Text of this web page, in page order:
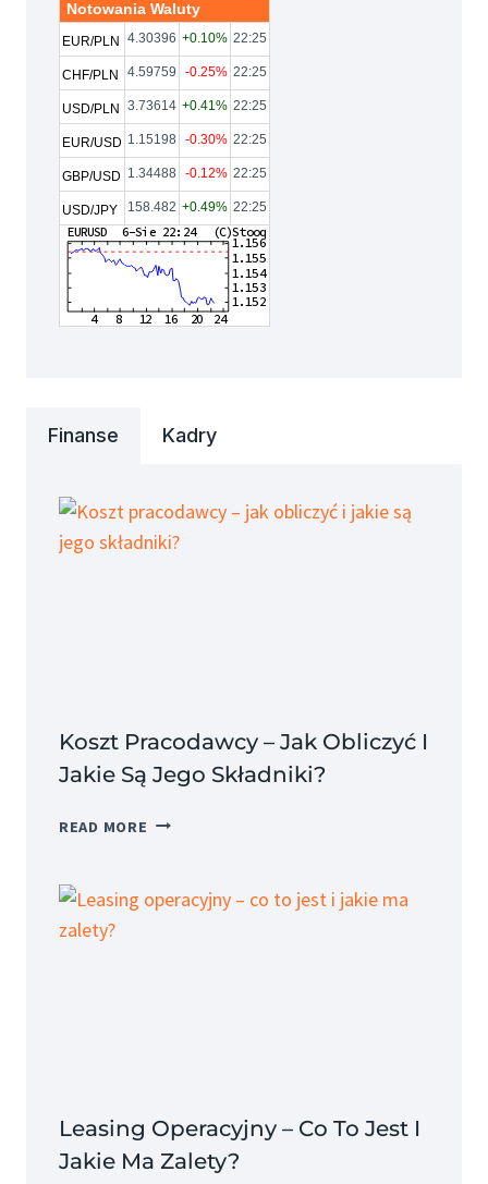
Notowania Waluty
EUR/PLN 4.30396 +0.10% 22:25
CHF/PLN 4.59759 -0.25% 22:25
USD/PLN 3.73614 +0.41% 22:25
EUR/USD 1.15198 -0.30% 22:25
GBP/USD 1.34488 -0.12% 22:25
USD/JPY 158.482 +0.49% 22:25
Finanse Kadry
Koszt Pracodawcy – Jak Obliczyć I
Jakie Są Jego Składniki?
READ MORE KOSZT
JAK
Leasing Operacyjny – Co To Jest I
Jakie Ma Zalety?